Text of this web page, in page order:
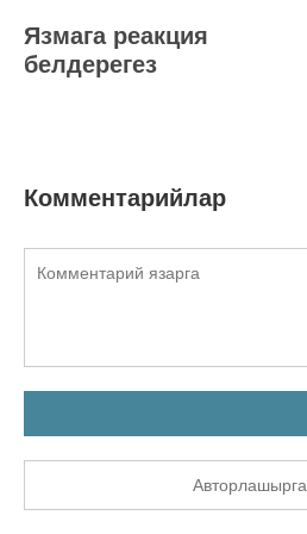
Язмага реакция
белдерегез
Комментарийлар
Авторлашырга